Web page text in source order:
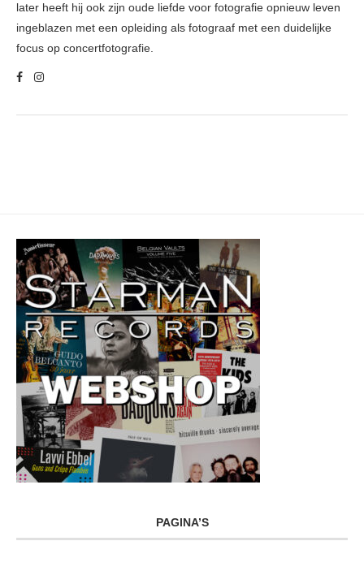
later heeft hij ook zijn oude liefde voor fotografie opnieuw leven
ingeblazen met een opleiding als fotograaf met een duidelijke
focus op concertfotografie.
PAGINA’S